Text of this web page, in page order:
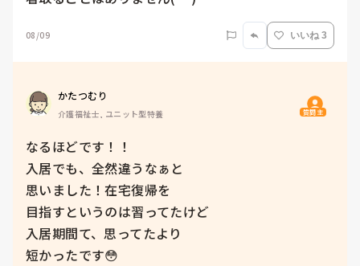
08/09 いいね 3
かたつむり
介護福祉士, ユニット型特養 質問主
なるほどです！！
入居でも、全然違うなぁと
思いました！在宅復帰を
目指すというのは習ってたけど
入居期間て、思ってたより
短かったです😳